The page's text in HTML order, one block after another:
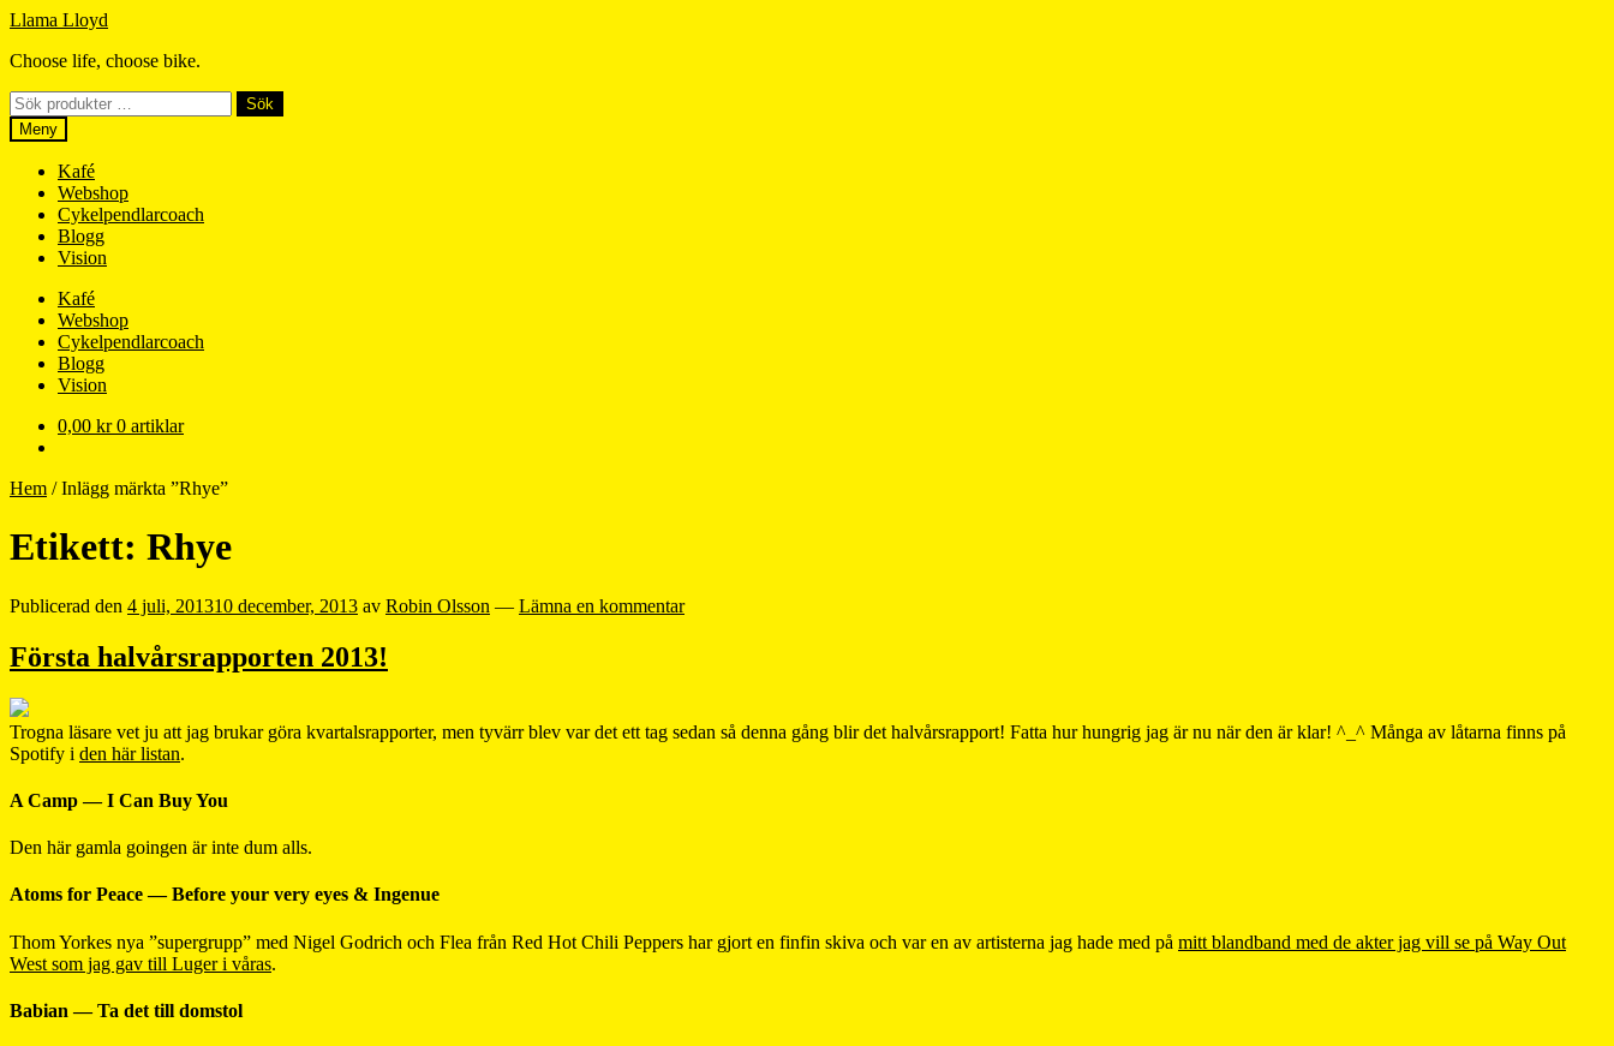
Hoppa
navigering
Hoppa
innehåll
Llama Lloyd
Choose life, choose bike.
Sök
efter:
Sök
Meny
Kafé
Webshop
Cykelpendlarcoach
Blogg
Vision
Kafé
Webshop
Cykelpendlarcoach
Blogg
Vision
0,00 kr 0 artiklar
Hem /Inlägg märkta ”Rhye”
Etikett: Rhye
Publicerad den 4 juli, 201310 december, 2013 av Robin Olsson — Lämna en kommentar
Första halvårsrapporten 2013!
Trogna läsare vet ju att jag brukar göra kvartalsrapporter, men tyvärr blev var det ett tag sedan så denna gång blir det halvårsrapport! Fatta hur hungrig jag är nu när den är klar! ^_^ Många av låtarna finns på
Spotify i den här listan.
A Camp — I Can Buy You
Den här gamla goingen är inte dum alls.
Atoms for Peace — Before your very eyes & Ingenue
Thom Yorkes nya ”supergrupp” med Nigel Godrich och Flea från Red Hot Chili Peppers har gjort en finfin skiva och var en av artisterna jag hade med på mitt blandband med de akter jag vill se på Way Out
West som jag gav till Luger i våras.
Babian — Ta det till domstol